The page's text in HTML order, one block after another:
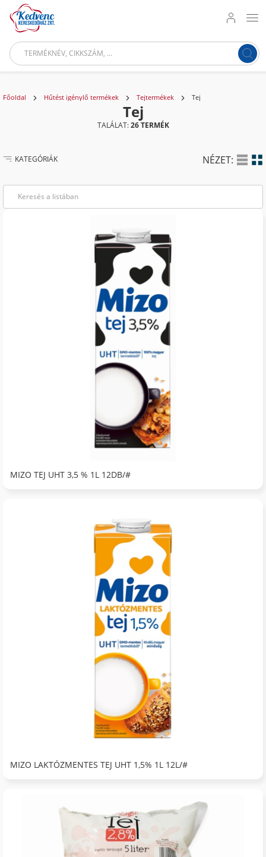
Főoldal Hűtést igénylő termékek Tejtermékek Tej
Tej
TALÁLAT:26 TERMÉK
KATEGÓRIÁK NÉZET:
MIZO TEJ UHT 3,5 % 1L 12DB/#
MIZO LAKTÓZMENTES TEJ UHT 1,5% 1L 12L/#